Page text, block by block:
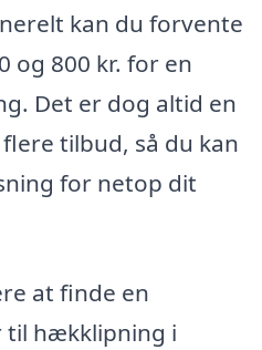
kan du forvente
og 800 kr. for en
Det er dog altid en
tilbud, så du kan
for netop dit
at finde en
til hækklipning i